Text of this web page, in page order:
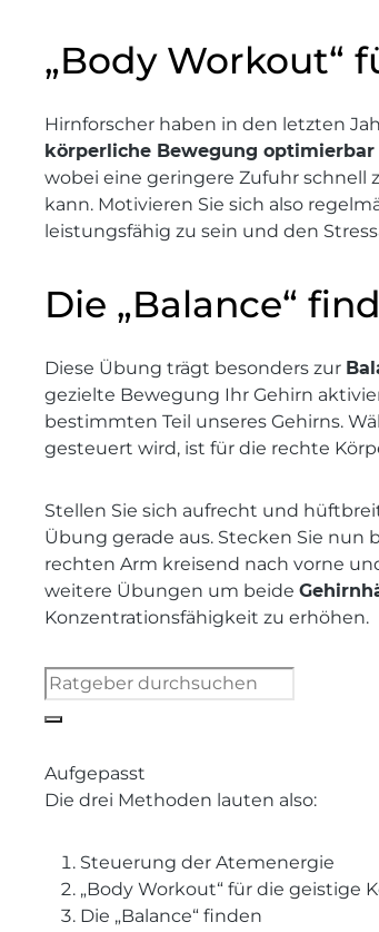
„Body Workout“
Hirnforscher haben in den letzten
körperliche Bewegung optimierbar
wobei eine geringere Zufuhr schnell
kann. Motivieren Sie sich also
leistungsfähig zu sein und den
Die „Balance“
Diese Übung trägt besonders zur
gezielte Bewegung Ihr Gehirn
bestimmten Teil unseres Gehirns.
gesteuert wird, ist für die rechte
Stellen Sie sich aufrecht und
Übung gerade aus. Stecken Sie
rechten Arm kreisend nach vorne
weitere Übungen um beide
Konzentrationsfähigkeit zu erhöhen.
Aufgepasst
Die drei Methoden lauten also:
Steuerung der Atemenergie
„Body Workout“ für die geistige
Die „Balance“ finden